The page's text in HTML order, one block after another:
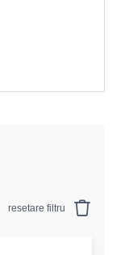
resetare filtru